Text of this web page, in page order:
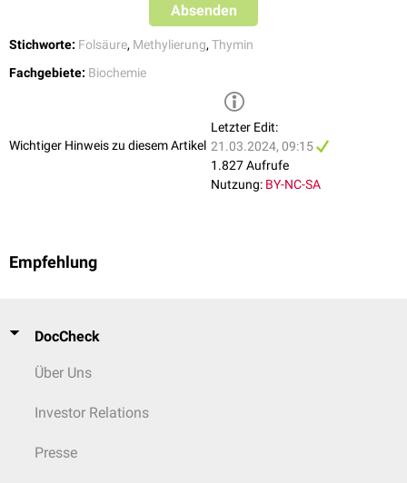
Absenden
Stichworte: Folsäure, Methylierung, Thymin
Fachgebiete: Biochemie
Wichtiger Hinweis zu diesem Artikel
Letzter Edit:
21.03.2024, 09:15
1.827 Aufrufe
Nutzung: BY-NC-SA
Empfehlung
DocCheck
Über Uns
Investor Relations
Presse